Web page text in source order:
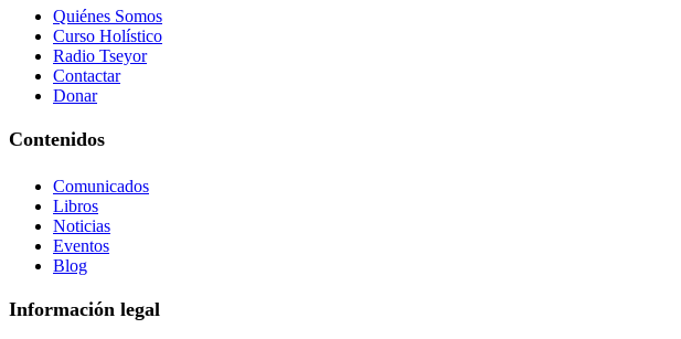
Quiénes Somos
Curso Holístico
Radio Tseyor
Contactar
Donar
Contenidos
Comunicados
Libros
Noticias
Eventos
Blog
Información legal